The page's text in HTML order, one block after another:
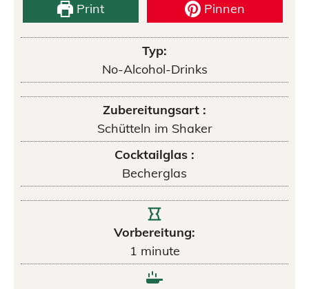
Print Pinnen
Typ:
No-Alcohol-Drinks
Zubereitungsart :
Schütteln im Shaker
Cocktailglas :
Becherglas
Vorbereitung:
1 minute